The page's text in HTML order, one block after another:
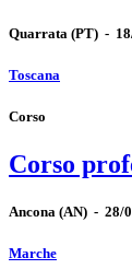
Quarrata (PT) -
Toscana
Corso
Corso
Ancona (AN) - 28/
Marche